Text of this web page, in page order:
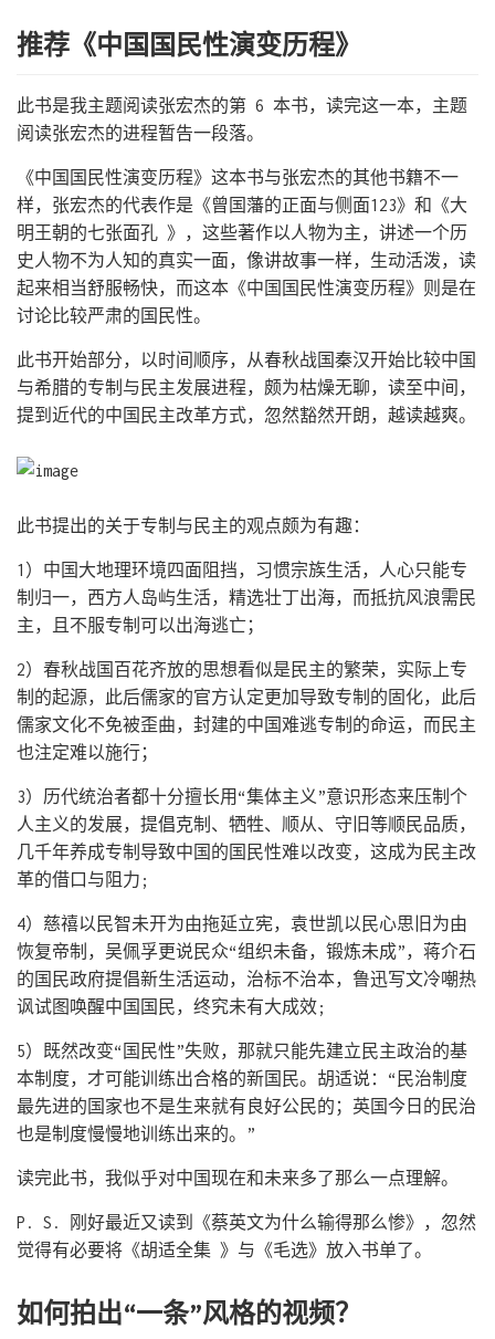
推荐《中国国民性演变历程》
此书是我主题阅读张宏杰的第 6 本书，读完这一本，主题
阅读张宏杰的进程暂告一段落。
《中国国民性演变历程》这本书与张宏杰的其他书籍不一
样，张宏杰的代表作是《曾国藩的正面与侧面123》和《大
明王朝的七张面孔 》，这些著作以人物为主，讲述一个历
史人物不为人知的真实一面，像讲故事一样，生动活泼，读
起来相当舒服畅快，而这本《中国国民性演变历程》则是在
讨论比较严肃的国民性。
此书开始部分，以时间顺序，从春秋战国秦汉开始比较中国
与希腊的专制与民主发展进程，颇为枯燥无聊，读至中间，
提到近代的中国民主改革方式，忽然豁然开朗，越读越爽。
此书提出的关于专制与民主的观点颇为有趣：
1）中国大地理环境四面阻挡，习惯宗族生活，人心只能专
制归一，西方人岛屿生活，精选壮丁出海，而抵抗风浪需民
主，且不服专制可以出海逃亡；
2）春秋战国百花齐放的思想看似是民主的繁荣，实际上专
制的起源，此后儒家的官方认定更加导致专制的固化，此后
儒家文化不免被歪曲，封建的中国难逃专制的命运，而民主
也注定难以施行；
3）历代统治者都十分擅长用“集体主义”意识形态来压制个
人主义的发展，提倡克制、牺牲、顺从、守旧等顺民品质，
几千年养成专制导致中国的国民性难以改变，这成为民主改
革的借口与阻力;
4）慈禧以民智未开为由拖延立宪，袁世凯以民心思旧为由
恢复帝制，吴佩孚更说民众“组织未备，锻炼未成”，蒋介石
的国民政府提倡新生活运动，治标不治本，鲁迅写文冷嘲热
讽试图唤醒中国国民，终究未有大成效;
5）既然改变“国民性”失败，那就只能先建立民主政治的基
本制度，才可能训练出合格的新国民。胡适说：“民治制度
最先进的国家也不是生来就有良好公民的；英国今日的民治
也是制度慢慢地训练出来的。”
读完此书，我似乎对中国现在和未来多了那么一点理解。
P. S. 刚好最近又读到《蔡英文为什么输得那么惨》，忽然
觉得有必要将《胡适全集 》与《毛选》放入书单了。
如何拍出“一条”风格的视频？